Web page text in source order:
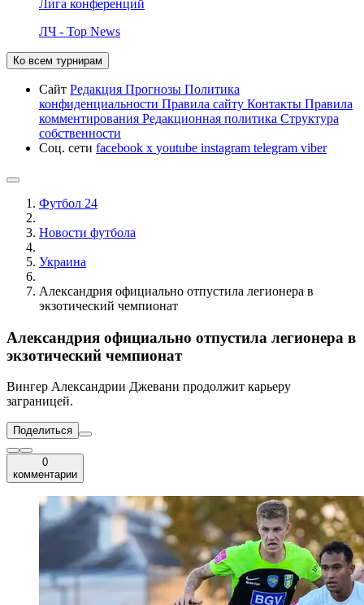
Лига конференций
ЛЧ - Top News
Ко всем турнирам
Сайт Редакция Прогнозы Политика
конфиденциальности Правила сайту Контакты Правила
комментирования Редакционная политика Структура
собственности
Соц. сети facebook x youtube instagram telegram viber
Футбол 24
Новости футбола
Украина
Александрия официально отпустила легионера в
экзотический чемпионат
Александрия официально отпустила легионера в
экзотический чемпионат
Вингер Александрии Джевани продолжит карьеру
заграницей.
Поделиться
0
комментарии